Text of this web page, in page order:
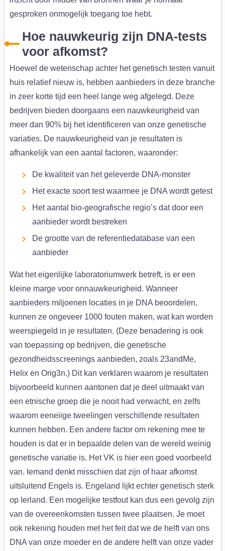
gesproken onmogelijk toegang toe hebt.
Hoe nauwkeurig zijn DNA-tests
voor afkomst?
Hoewel de wetenschap achter het genetisch testen vanuit
huis relatief nieuw is, hebben aanbieders in deze branche
in zeer korte tijd een heel lange weg afgelegd. Deze
bedrijven bieden doorgaans een nauwkeurigheid van
meer dan 90% bij het identificeren van onze genetische
variaties. De nauwkeurigheid van je resultaten is
afhankelijk van een aantal factoren, waaronder:
De kwaliteit van het geleverde DNA-monster
Het exacte soort test waarmee je DNA wordt getest
Het aantal bio-geografische regio’s dat door een
aanbieder wordt bestreken
De grootte van de referentiedatabase van een
aanbieder
Wat het eigenlijke laboratoriumwerk betreft, is er een
kleine marge voor onnauwkeurigheid. Wanneer
aanbieders miljoenen locaties in je DNA beoordelen,
kunnen ze ongeveer 1000 fouten maken, wat kan worden
weerspiegeld in je resultaten. (Deze benadering is ook
van toepassing op bedrijven, die genetische
gezondheidsscreenings aanbieden, zoals 23andMe,
Helix en Orig3n.) Dit kan verklaren waarom je resultaten
bijvoorbeeld kunnen aantonen dat je deel uitmaakt van
een etnische groep die je nooit had verwacht, en zelfs
waarom eeneiige tweelingen verschillende resultaten
kunnen hebben. Een andere factor om rekening mee te
houden is dat er in bepaalde delen van de wereld weinig
genetische variatie is. Het VK is hier een goed voorbeeld
van. Iemand denkt misschien dat zijn of haar afkomst
uitsluitend Engels is. Engeland lijkt echter genetisch sterk
op Ierland. Een mogelijke testfout kan dus een gevolg zijn
van de overeenkomsten tussen twee plaatsen. Je moet
ook rekening houden met het feit dat we de helft van ons
DNA van onze moeder en de andere helft van onze vader